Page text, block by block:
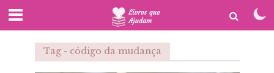
Tag - código da mudança